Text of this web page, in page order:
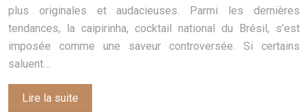
plus originales et audacieuses. Parmi les dernières
tendances, la caipirinha, cocktail national du Brésil, s’est
imposée comme une saveur controversée. Si certains
saluent…
Lire la suite